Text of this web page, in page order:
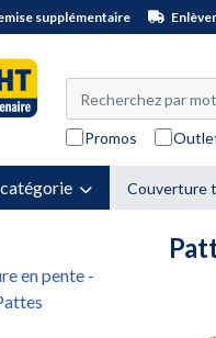
supplémentaire
Promos
Couverture
en pente -